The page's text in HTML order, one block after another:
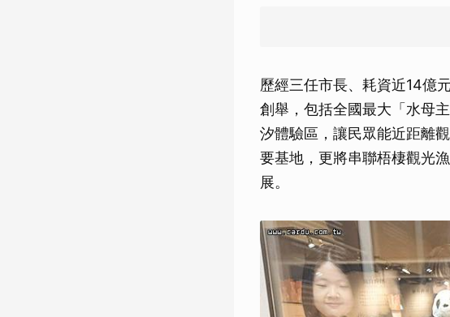
歷經三任市長、耗資近14億
創舉，包括全國最大「水母
汐體驗區，讓民眾能近距離
要基地，更將串聯梧棲觀光
展。